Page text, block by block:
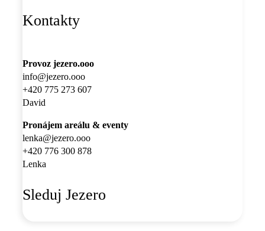
Kontakty
Provoz jezero.ooo
info@jezero.ooo
+420 775 273 607
David
Pronájem areálu & eventy
lenka@jezero.ooo
+420 776 300 878
Lenka
Sleduj Jezero